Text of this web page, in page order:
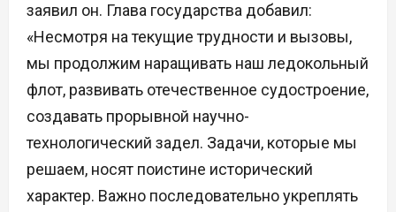
заявил он. Глава государства добавил:
«Несмотря на текущие трудности и вызовы,
мы продолжим наращивать наш ледокольный
флот, развивать отечественное судостроение,
создавать прорывной научно-
технологический задел. Задачи, которые мы
решаем, носят поистине исторический
характер. Важно последовательно укреплять